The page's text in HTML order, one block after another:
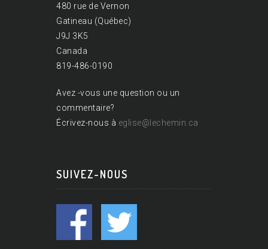
480 rue de Vernon
Gatineau (Québec)
J9J 3K5
Canada
819-486-0190
Avez -vous une question ou un
commentaire?
Écrivez-nous à eglise@lechemin.ca
SUIVEZ-NOUS